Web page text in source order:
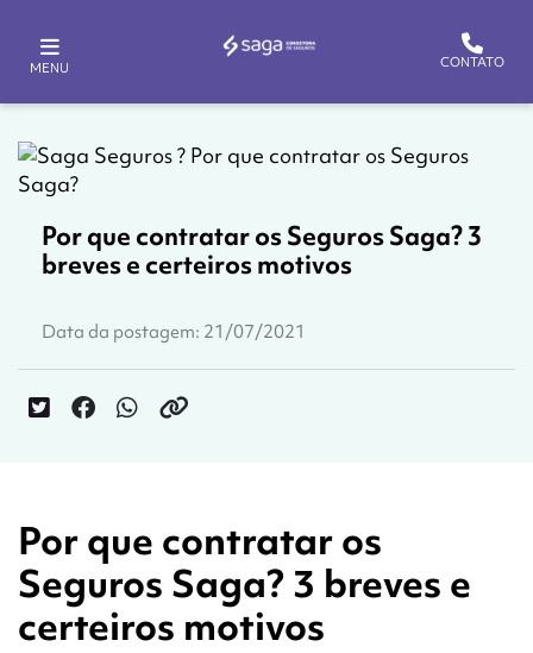
MENU CONTATO
Por que contratar os Seguros Saga? 3
breves e certeiros motivos
Data da postagem: 21/07/2021
Por que contratar os
Seguros Saga? 3 breves e
certeiros motivos